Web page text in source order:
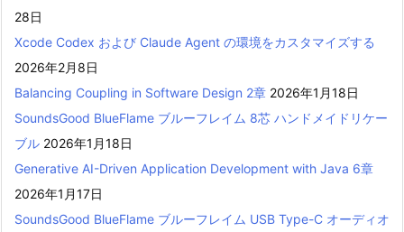
28日
Xcode Codex および Claude Agent の環境をカスタマイズする
2026年2月8日
Balancing Coupling in Software Design 2章 2026年1月18日
SoundsGood BlueFlame ブルーフレイム 8芯 ハンドメイドリケー
ブル 2026年1月18日
Generative AI-Driven Application Development with Java 6章
2026年1月17日
SoundsGood BlueFlame ブルーフレイム USB Type-C オーディオ